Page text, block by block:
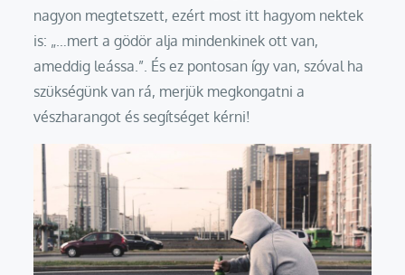
nagyon megtetszett, ezért most itt hagyom nektek
is: „…mert a gödör alja mindenkinek ott van,
ameddig leássa.”. És ez pontosan így van, szóval ha
szükségünk van rá, merjük megkongatni a
vészharangot és segítséget kérni!